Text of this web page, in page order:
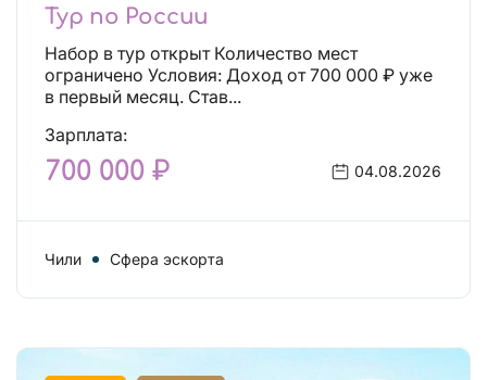
Тур по России
Набор в тур открыт Количество мест
ограничено Условия: Доход от 700 000 ₽ уже
в первый месяц. Став...
Зарплата:
700 000 ₽ 04.08.2026
Чили Сфера эскорта